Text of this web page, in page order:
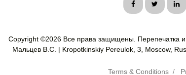
Copyright ©2026 Все права защищены. Перепечатка
Мальцев В.С. | Kropotkinskiy Pereulok, 3, Moscow,
Terms & Conditions /